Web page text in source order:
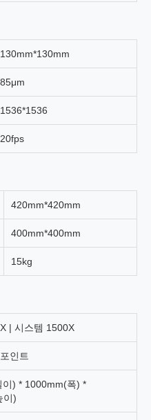
130mm*130mm
85μm
1536*1536
20fps
420mm*420mm
400mm*400mm
15kg
| 시스템 1500X
인트
이) * 1000mm(폭) *
이)